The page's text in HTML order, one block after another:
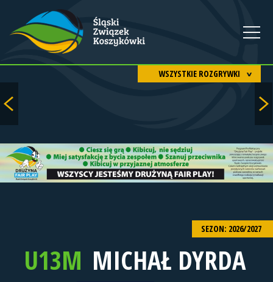
WSZYSTKIE ROZGRYWKI
SEZON: 2026/2027
U13M MICHAŁ DYRDA